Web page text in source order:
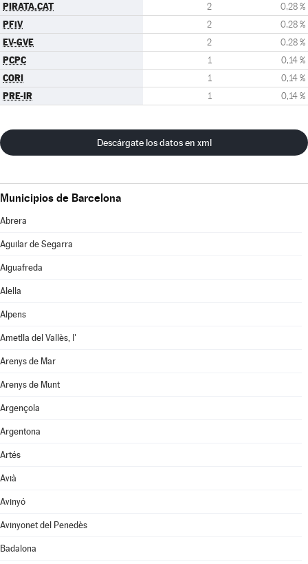
PIRATA.CAT 2 0,28 %
PFiV 2 0,28 %
EV-GVE 2 0,28 %
PCPC 1 0,14 %
CORI 1 0,14 %
PRE-IR 1 0,14 %
Descárgate los datos en xml
Municipios de Barcelona
Abrera
Aguilar de Segarra
Aiguafreda
Alella
Alpens
Ametlla del Vallès, l'
Arenys de Mar
Arenys de Munt
Argençola
Argentona
Artés
Avià
Avinyó
Avinyonet del Penedès
Badalona